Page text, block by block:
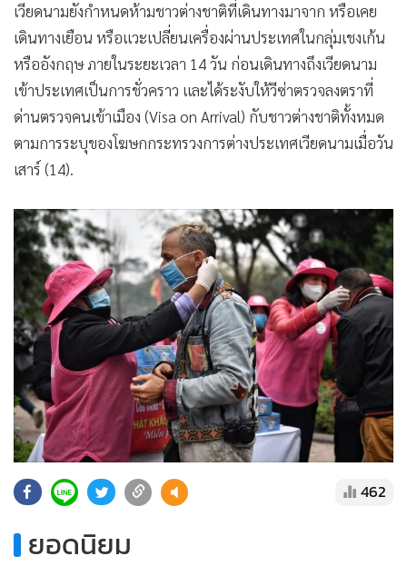
• Factcheck
• ญี่ปุ่น
• News1
• Gotomanager
เวียดนามยังกำหนดห้ามชาวต่างชาติที่เดินทางมาจาก หรือเคย
เดินทางเยือน หรือแวะเปลี่ยนเครื่องผ่านประเทศในกลุ่มเชงเก้น
หรืออังกฤษ ภายในระยะเวลา 14 วัน ก่อนเดินทางถึงเวียดนาม
เข้าประเทศเป็นการชั่วคราว และได้ระงับให้วีซ่าตรวจลงตราที่
ด่านตรวจคนเข้าเมือง (Visa on Arrival) กับชาวต่างชาติทั้งหมด
ตามการระบุของโฆษกกระทรวงการต่างประเทศเวียดนามเมื่อวัน
เสาร์ (14).
462
ยอดนิยม